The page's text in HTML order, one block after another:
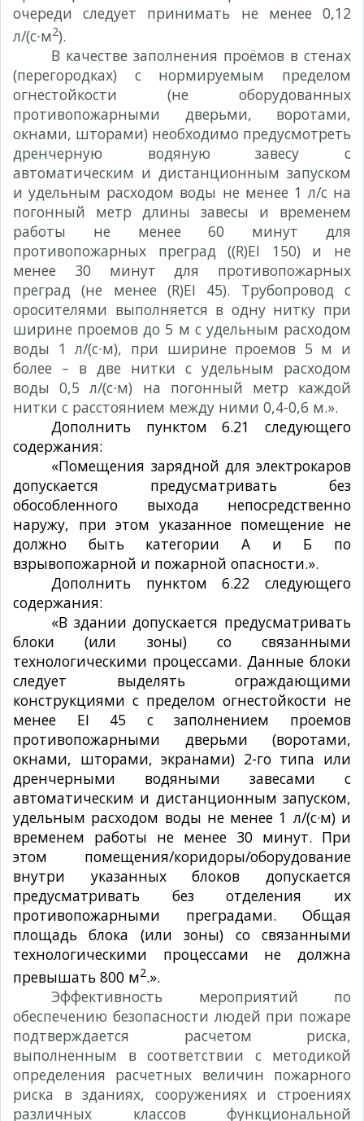
очереди следует принимать не менее 0,12
л/(с∙м2).
В качестве заполнения проёмов в стенах
(перегородках) с нормируемым пределом
огнестойкости (не оборудованных
противопожарными дверьми, воротами,
окнами, шторами) необходимо предусмотреть
дренчерную водяную завесу с
автоматическим и дистанционным запуском
и удельным расходом воды не менее 1 л/с на
погонный метр длины завесы и временем
работы не менее 60 минут для
противопожарных преград ((R)EI 150) и не
менее 30 минут для противопожарных
преград (не менее (R)EI 45). Трубопровод с
оросителями выполняется в одну нитку при
ширине проемов до 5 м с удельным расходом
воды 1 л/(с∙м), при ширине проемов 5 м и
более – в две нитки с удельным расходом
воды 0,5 л/(с∙м) на погонный метр каждой
нитки с расстоянием между ними 0,4-0,6 м.».
Дополнить пунктом 6.21 следующего
содержания:
«Помещения зарядной для электрокаров
допускается предусматривать без
обособленного выхода непосредственно
наружу, при этом указанное помещение не
должно быть категории А и Б по
взрывопожарной и пожарной опасности.».
Дополнить пунктом 6.22 следующего
содержания:
«В здании допускается предусматривать
блоки (или зоны) со связанными
технологическими процессами. Данные блоки
следует выделять ограждающими
конструкциями с пределом огнестойкости не
менее EI 45 с заполнением проемов
противопожарными дверьми (воротами,
окнами, шторами, экранами) 2-го типа или
дренчерными водяными завесами с
автоматическим и дистанционным запуском,
удельным расходом воды не менее 1 л/(с·м) и
временем работы не менее 30 минут. При
этом помещения/коридоры/оборудование
внутри указанных блоков допускается
предусматривать без отделения их
противопожарными преградами. Общая
площадь блока (или зоны) со связанными
технологическими процессами не должна
превышать 800 м2.».
Эффективность мероприятий по
обеспечению безопасности людей при пожаре
подтверждается расчетом риска,
выполненным в соответствии с методикой
определения расчетных величин пожарного
риска в зданиях, сооружениях и строениях
различных классов функциональной